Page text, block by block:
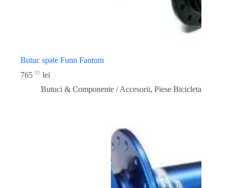
Butuc spate Funn Fantom
765 00 lei
Butuci & Componente / Accesorii, Piese Bicicleta